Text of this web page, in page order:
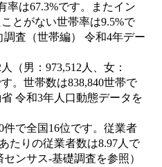
率は67.3%です。またイン
とがない世帯率は9.5%で
査（世帯編） 令和4年デー
（男：973,512人、女：
。世帯数は838,840世帯で
令和3年人口動態データを
件で全国16位です。従業者
たりの従業者数は8.97人で
ンサス‐基礎調査を参照）